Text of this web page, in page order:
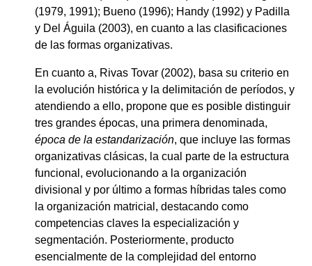
(1979, 1991); Bueno (1996); Handy (1992) y Padilla
y Del Águila (2003), en cuanto a las clasificaciones
de las formas organizativas.
En cuanto a, Rivas Tovar (2002), basa su criterio en
la evolución histórica y la delimitación de períodos, y
atendiendo a ello, propone que es posible distinguir
tres grandes épocas, una primera denominada,
época de la estandarización, que incluye las formas
organizativas clásicas, la cual parte de la estructura
funcional, evolucionando a la organización
divisional y por último a formas híbridas tales como
la organización matricial, destacando como
competencias claves la especialización y
segmentación. Posteriormente, producto
esencialmente de la complejidad del entorno